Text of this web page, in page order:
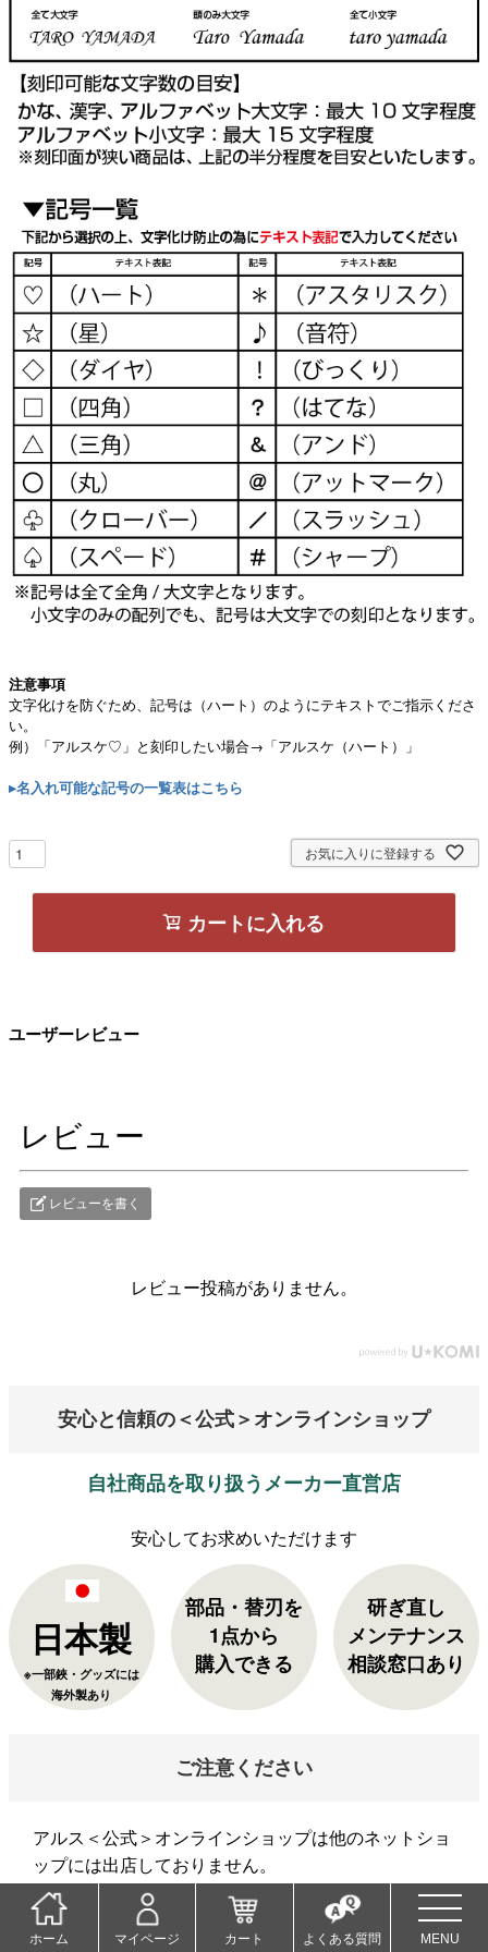
注意事項
文字化けを防ぐため、記号は（ハート）のようにテキストでご指示くださ
い。
例）「アルスケ♡」と刻印したい場合→「アルスケ（ハート）」
▸名入れ可能な記号の一覧表はこちら
お気に入りに登録する
カートに入れる
ユーザーレビュー
レビュー
レビューを書く
レビュー投稿がありません。
安心と信頼の＜公式＞オンラインショップ
自社商品を取り扱うメーカー直営店
日本製
※一部鋏・グッズには
海外製あり
部品・替刃を
1点から
購入できる
研ぎ直し
メンテナンス
相談窓口あり
ご注意ください
アルス＜公式＞オンラインショップは他のネットショ
ップには出店しておりません。
当店以外でご購入された商品の返品・交換は承れませ
ん。ご了承くださいませ。
ホーム マイページ カート よくある質問 MENU